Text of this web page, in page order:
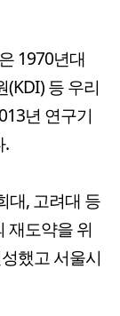
1970년대
(KDI) 등 우리
년 연구기
.
대, 고려대 등
재도약을 위
했고 서울시